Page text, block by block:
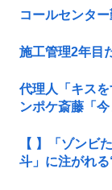
コールセンタ
施工管理2年目
代理人「キス
ンポケ斎藤「
【 】「ゾンビ
斗」に注がれ